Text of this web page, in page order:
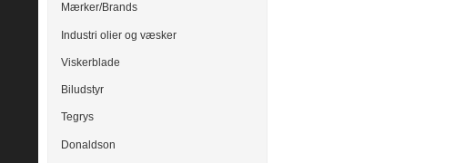
Mærker/Brands
Industri olier og væsker
Viskerblade
Biludstyr
Tegrys
Donaldson